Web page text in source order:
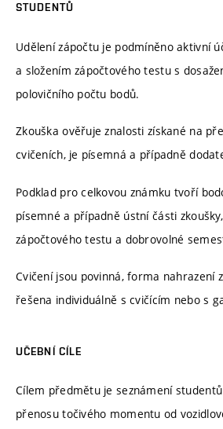
STUDENTŮ
Udělení zápočtu je podmíněno aktivní
a složením zápočtového testu s
polovičního počtu bodů.
Zkouška ověřuje znalosti získané na
cvičeních, je písemná a případně
Podklad pro celkovou známku tvoří
písemné a případně ústní části
zápočtového testu a dobrovolné
Cvičení jsou povinná, forma nahrazení
řešena individuálně s cvičícím nebo s
UČEBNÍ CÍLE
Cílem předmětu je seznámení
přenosu točivého momentu od